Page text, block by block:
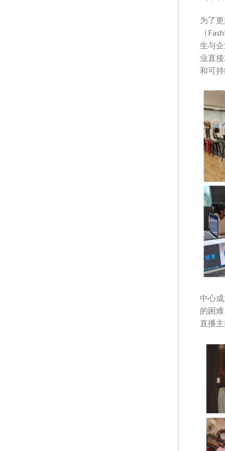
为了
（
生与
业直
和可
中心
的困
直播